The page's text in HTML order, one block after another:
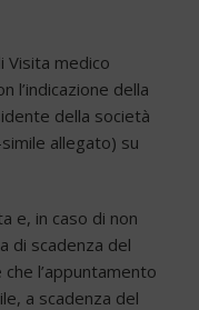
Visita medico
l’indicazione della
della società
simile allegato) su
e, in caso di non
di scadenza del
l’appuntamento
a scadenza del